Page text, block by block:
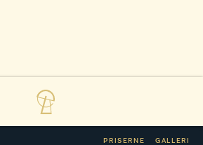
PRISERNE GALLERI